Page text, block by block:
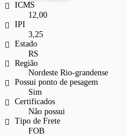
ICMS
12,00
IPI
3,25
Estado
RS
Região
Nordeste Rio-grandense
Possui ponto de pesagem
Sim
Certificados
Não possui
Tipo de Frete
FOB